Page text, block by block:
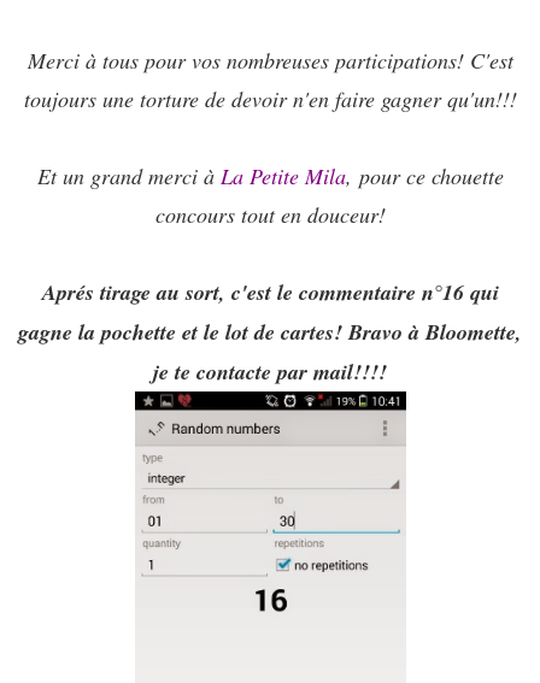
Merci à tous pour vos nombreuses participations! C'est
toujours une torture de devoir n'en faire gagner qu'un!!!
Et un grand merci à La Petite Mila, pour ce chouette
concours tout en douceur!
Aprés tirage au sort, c'est le commentaire n°16 qui
gagne la pochette et le lot de cartes! Bravo à Bloomette,
je te contacte par mail!!!!